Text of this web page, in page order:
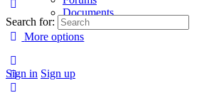
Documents
More options
Sign in Sign up
Search for: